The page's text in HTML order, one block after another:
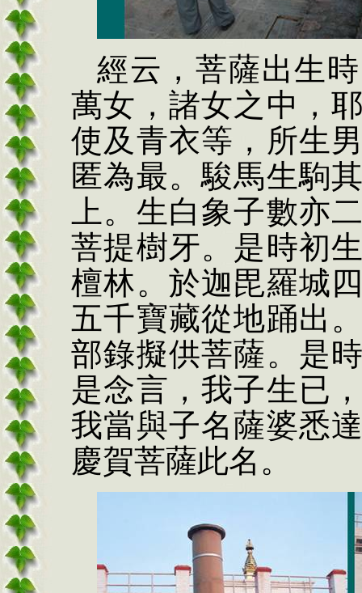
經云，菩薩出生
萬女，諸女之中，
使及青衣等，所生
匿為最。駿馬生駒
上。生白象子數亦
菩提樹牙。是時初
檀林。於迦毘羅城
五千寶藏從地踊出
部錄擬供菩薩。是
是念言，我子生已
我當與子名薩婆悉
慶賀菩薩此名。